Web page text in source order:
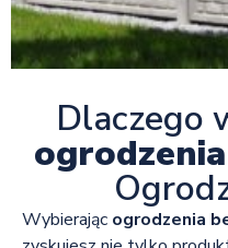
Dlaczego
Wybierając ogrodzenia